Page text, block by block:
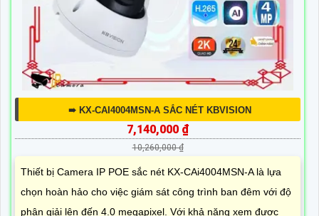
➠ KX-CAI4004MSN-A SẮC NÉT KBVISION
7,140,000 ₫
10,260,000 ₫
Thiết bị Camera IP POE sắc nét KX-CAi4004MSN-A là lựa
chọn hoàn hảo cho việc giám sát công trình ban đêm với độ
phân giải lên đến 4.0 megapixel. Với khả năng xem được